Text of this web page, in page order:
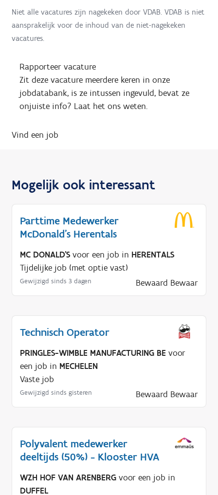
Niet alle vacatures zijn nagekeken door VDAB. VDAB is niet
aansprakelijk voor de inhoud van de niet-nagekeken
vacatures.
Rapporteer vacature
Zit deze vacature meerdere keren in onze
jobdatabank, is ze intussen ingevuld, bevat ze
onjuiste info? Laat het ons weten.
Vind een job
Mogelijk ook interessant
Parttime Medewerker
McDonald's Herentals
MC DONALD'S voor een job in HERENTALS
Tijdelijke job (met optie vast)
Gewijzigd sinds 3 dagen Bewaard Bewaar
Technisch Operator
PRINGLES-WIMBLE MANUFACTURING BE voor
een job in MECHELEN
Vaste job
Gewijzigd sinds gisteren Bewaard Bewaar
Polyvalent medewerker
deeltijds (50%) - Klooster HVA
WZH HOF VAN ARENBERG voor een job in
DUFFEL